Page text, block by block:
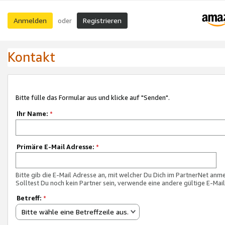
Anmelden oder Registrieren
Kontakt
Bitte fülle das Formular aus und klicke auf "Senden".
Ihr Name: *
Primäre E-Mail Adresse: *
Bitte gib die E-Mail Adresse an, mit welcher Du Dich im PartnerNet
Solltest Du noch kein Partner sein, verwende eine andere gültige E-
Betreff: *
Bitte wähle eine Betreffzeile aus.